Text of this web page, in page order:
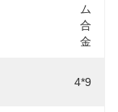
ム
合
金
4*9